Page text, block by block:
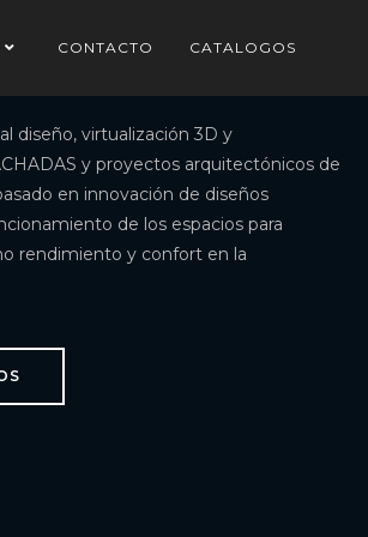
CONTACTO CATALOGOS
diseño, virtualización 3D y
y proyectos arquitectónicos de
en innovación de diseños
de los espacios para
rendimiento y confort en la